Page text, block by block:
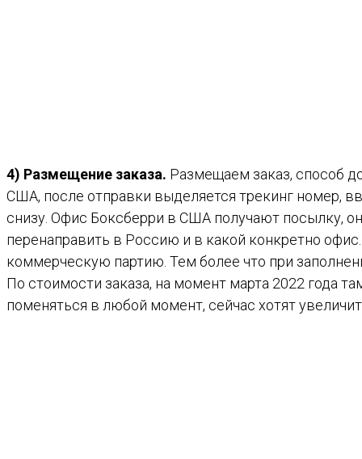
4) Размещение заказа. Размещаем заказ, способ
США, после отправки выделяется трекинг номер,
снизу. Офис Боксберри в США получают посылку,
перенаправить в Россию и в какой конкретно
коммерческую партию. Тем более что при
По стоимости заказа, на момент марта 2022 года
поменяться в любой момент, сейчас хотят